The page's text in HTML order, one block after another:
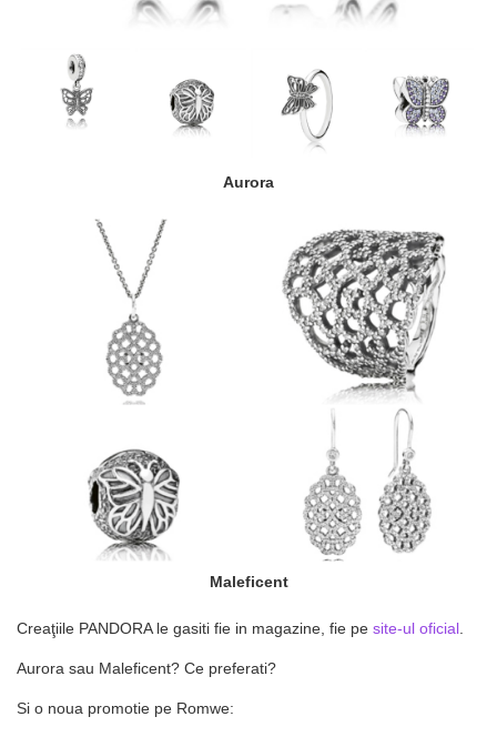
Aurora
Maleficent
Creaţiile PANDORA le gasiti fie in magazine, fie pe site-ul oficial
Aurora sau Maleficent? Ce preferati?
Si o noua promotie pe Romwe: